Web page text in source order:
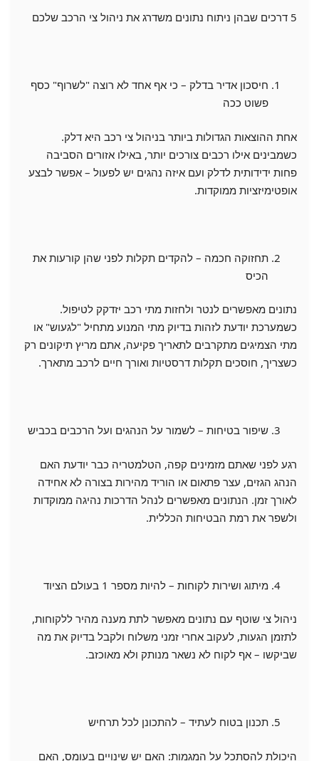
5 דרכים שבהן ניתוח נתונים משדרג את ניהול צי הרכב שלכם
חיסכון אדיר בדלק – כי אף אחד לא רוצה "לשרוף" כסף
פשוט ככה
אחת ההוצאות הגדולות ביותר בניהול צי רכב היא דלק.
כשמבינים אילו רכבים צורכים יותר, באילו אזורים הסביבה
פחות ידידותית לדלק ועם איזה נהגים יש לפעול – אפשר לבצע
אופטימיזציות ממוקדות.
תחזוקה חכמה – להקדים תקלות לפני שהן קורעות את
הכיס
נתונים מאפשרים לנטר ולחזות מתי רכב יזדקק לטיפול.
כשמערכת יודעת לזהות בדיוק מתי המנוע מתחיל "לגעוש" או
מתי הצמיגים מתקרבים לתאריך פקיעה, אתם מריץ תיקונים רק
כשצריך, חוסכים תקלות דרסטיות ואורך חיים לרכב מתארך.
שיפור בטיחות – לשמור על הנהגים ועל הרכבים בכביש
רגע לפני שאתם מזמינים קפה, הטלמטריה כבר יודעת האם
הנהג הגזים, עצר פתאום או הוריד מהירות בצורה לא אחידה
לאורך זמן. הנתונים מאפשרים לנהל הדרכות נהיגה ממוקדות
ולשפר את רמת הבטיחות הכללית.
מיתוג ושירות לקוחות – להיות מספר 1 בעולם הציוד
ניהול צי שוטף עם נתונים מאפשר לתת מענה מהיר ללקוחות,
לתזמן הגעות, לעקוב אחרי זמני משלוח ולקבל בדיוק את מה
שביקשו – אף לקוח לא נשאר מנותק ולא מאוכזב.
תכנון בטוח לעתיד – להתכונן לכל תרחיש
היכולת להסתכל על המגמות: האם יש שינויים בעומס, האם